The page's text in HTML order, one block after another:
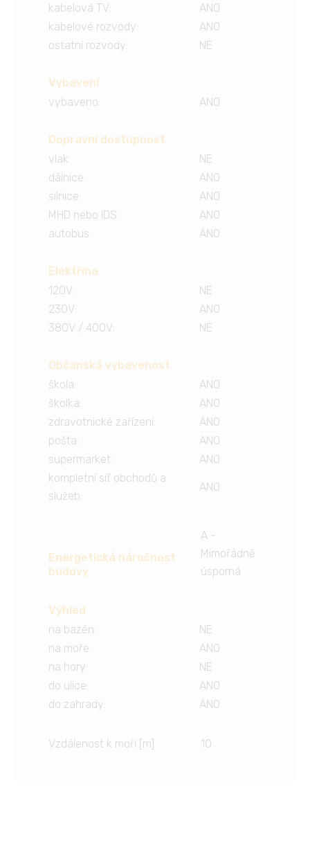
kabelová TV:
ANO
kabelové rozvody:
ANO
ostatní rozvody: NE
Vybavení
vybaveno: ANO
Dopravní dostupnost
vlak:
NE
dálnice:
ANO
silnice:
ANO
MHD nebo IDS:
ANO
autobus: ANO
Elektřina
120V:
NE
230V:
ANO
380V / 400V: NE
Občanská vybavenost
škola:
ANO
školka:
ANO
zdravotnické zařízení:
ANO
pošta:
ANO
supermarket:
ANO
kompletní síť obchodů a
služeb:
ANO
Energetická náročnost
budovy
A -
Mimořádně
úsporná
Výhled
na bazén:
NE
na moře:
ANO
na hory:
NE
do ulice:
ANO
do zahrady: ANO
Vzdálenost k moři [m] 10